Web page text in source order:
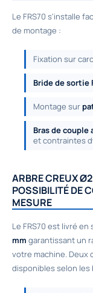
Le FRS70 s'installe
de montage :
Fixation sur
Bride de sortie
Montage sur
Bras de
et contraintes
ARBRE CREUX
POSSIBILITÉ DE
MESURE
Le FRS70 est livré
mm garantissant un
votre machine.
disponibles selon les